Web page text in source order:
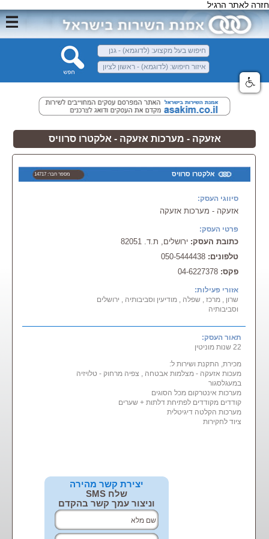
חזרה לאתר הרגיל
אזעקה - מערכות אזעקה - אלקטרו סרוויס
אלקטרו סרוויס מספר חבר: 14717
סיווגי העסק:
אזעקה - מערכות אזעקה
פרטי העסק:
כתובת העסק: ירושלים, ת.ד. 82051
טלפונים: 050-5444438
פקס: 04-6227378
אזורי פעילות:
שרון , מרכז , שפלה , מודיעין וסביבותיה , ירושלים
וסביבותיה
תאור העסק:
22 שנות מוניטין
מכירת, התקנת ושירות ל:
מעכות אזעקה - מצלמות אבטחה , צפיה מרחוק - טלויזיה
במעגלסגור
מערכות אינטרקום מכל הסוגים
קודדים מקודדים לפתיחת דלתות + שערים
מערכות הקלטה דיגיטלית
ציוד לחקירות
יצירת קשר מהירה
שלח SMS
וניצור עמך קשר בהקדם